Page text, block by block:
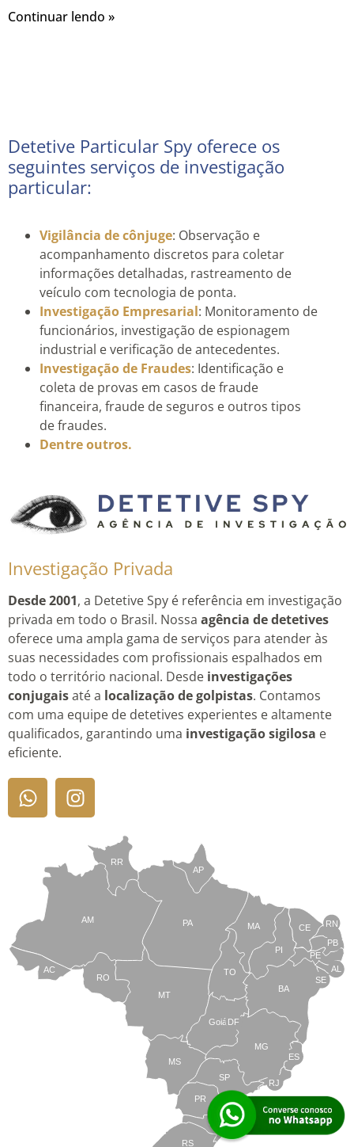
Continuar lendo »
Detetive Particular Spy oferece os
seguintes serviços de investigação
particular:
Vigilância de cônjuge: Observação e
acompanhamento discretos para coletar
informações detalhadas, rastreamento de
veículo com tecnologia de ponta.
Investigação Empresarial: Monitoramento de
funcionários, investigação de espionagem
industrial e verificação de antecedentes.
Investigação de Fraudes: Identificação e
coleta de provas em casos de fraude
financeira, fraude de seguros e outros tipos
de fraudes.
Dentre outros.
Investigação Privada
Desde 2001, a Detetive Spy é referência em investigação
privada em todo o Brasil. Nossa agência de detetives
oferece uma ampla gama de serviços para atender às
suas necessidades com profissionais espalhados em
todo o território nacional. Desde investigações
conjugaisaté a localização de golpistas. Contamos
com uma equipe de detetives experientes e altamente
qualificados, garantindo uma investigação sigilosa e
eficiente.
TO
BA
SE
PE
AL
RN
CE
PI
MA
AP
PA
RR
AM
AC
RO
MT
MS
Goiás
PR
SC
RS
SP
MG
RJ
ES
DF
PB